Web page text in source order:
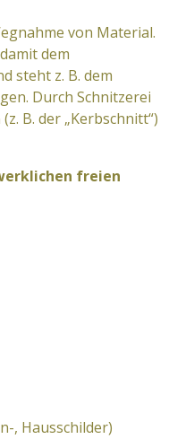
von Material.
dem
steht z. B. dem
Durch Schnitzerei
B. der „Kerbschnitt“)
freien
, Hausschilder)